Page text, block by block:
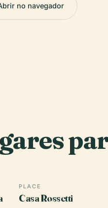
no navegador
PLACE
Casa Rossetti